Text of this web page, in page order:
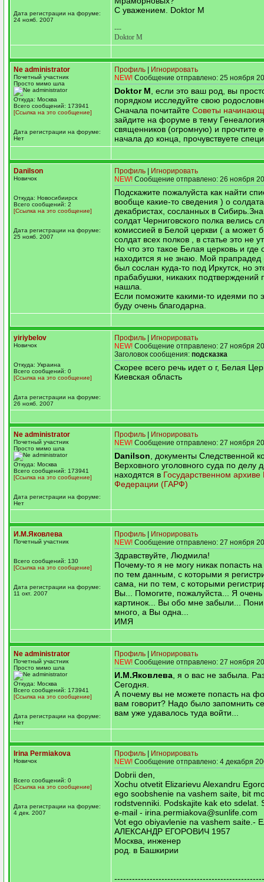
Дата регистрации на форуме:
24 нояб. 2007
С уважением. Doktor M
---
Doktor M
Ne administrator
Почетный участник
Просто мимо шла
Откуда: Москва
Всего сообщений: 173941
[Ссылка на это сообщение]
Дата регистрации на форуме:
Нет
Профиль
Игнорировать
NEW! Сообщение отправлено: 25 ноября
Doktor M , если это ваш род, вы
порядком исследуйте свою
Сначала почитайте Советы
зайдите на форуме в тему Генеалогия
священников (огромную) и прочтите
начала до конца, прочувствуете
Danilson
Новичок
Откуда: Новосибиирск
Всего сообщений: 2
[Ссылка на это сообщение]
Дата регистрации на форуме:
25 нояб. 2007
Профиль
Игнорировать
NEW! Сообщение отправлено: 26 ноября
Подскажите пожалуйста как найти
вообще какие-то сведения ) о
декабристах, сосланных в
солдат Черниговского полка велись
комиссией в Белой церкви ( а может
солдат всех полков , в статье это не
Но что это такое Белая церковь и где
находится я не знаю. Мой прапрадед
был сослан куда-то под Иркутск, но
прабабушки, никаких подтверждений
нашла.
Если поможите какими-то идеями по
буду очень благодарна.
yiriybelov
Новичок
Откуда: Украина
Всего сообщений: 0
[Ссылка на это сообщение]
Дата регистрации на форуме:
26 нояб. 2007
Профиль
Игнорировать
NEW! Сообщение отправлено: 27 ноября
Заголовок сообщения: подсказка
Скорее всего речь идет о г, Белая
Киевская область
Ne administrator
Почетный участник
Просто мимо шла
Откуда: Москва
Всего сообщений: 173941
[Ссылка на это сообщение]
Дата регистрации на форуме:
Нет
Профиль
Игнорировать
NEW! Сообщение отправлено: 27 ноября
Danilson , документы Следственной
Верховного уголовного суда по делу
находятся в Государственном архиве
Федерации (ГАРФ)
И.М.Яковлева
Почетный участник
Всего сообщений: 130
[Ссылка на это сообщение]
Дата регистрации на форуме:
11 окт. 2007
Профиль
Игнорировать
NEW! Сообщение отправлено: 27 ноября
Здравствуйте, Людмила!
Почему-то я не могу никак попасть
по тем данным, с которыми я
сама, ни по тем, с которыми
Вы... Помогите, пожалуйста... Я
картинок... Вы обо мне забыли...
много, а Вы одна...
ИМЯ
Ne administrator
Почетный участник
Просто мимо шла
Откуда: Москва
Всего сообщений: 173941
[Ссылка на это сообщение]
Дата регистрации на форуме:
Нет
Профиль
Игнорировать
NEW! Сообщение отправлено: 27 ноября
И.М.Яковлева , я о вас не забыла.
Сегодня.
А почему вы не можете попасть на
вам говорит? Надо было запомнить
вам уже удавалось туда войти...
Irina Permiakova
Новичок
Всего сообщений: 0
[Ссылка на это сообщение]
Дата регистрации на форуме:
4 дек. 2007
Профиль
Игнорировать
NEW! Сообщение отправлено: 4 декабря
Dobrii den,
Xochu otvetit Elizarievu Alexandru
ego soobshenie na vashem saite, bit
rodstvenniki. Podskajite kak eto sdelat.
e-mail - irina.permiakova@sunlife.com
Vot ego obiyavlenie na vashem saite.-
АЛЕКСАНДР ЕГОРОВИЧ 1957
Москва, инженер
род. в Башкирии